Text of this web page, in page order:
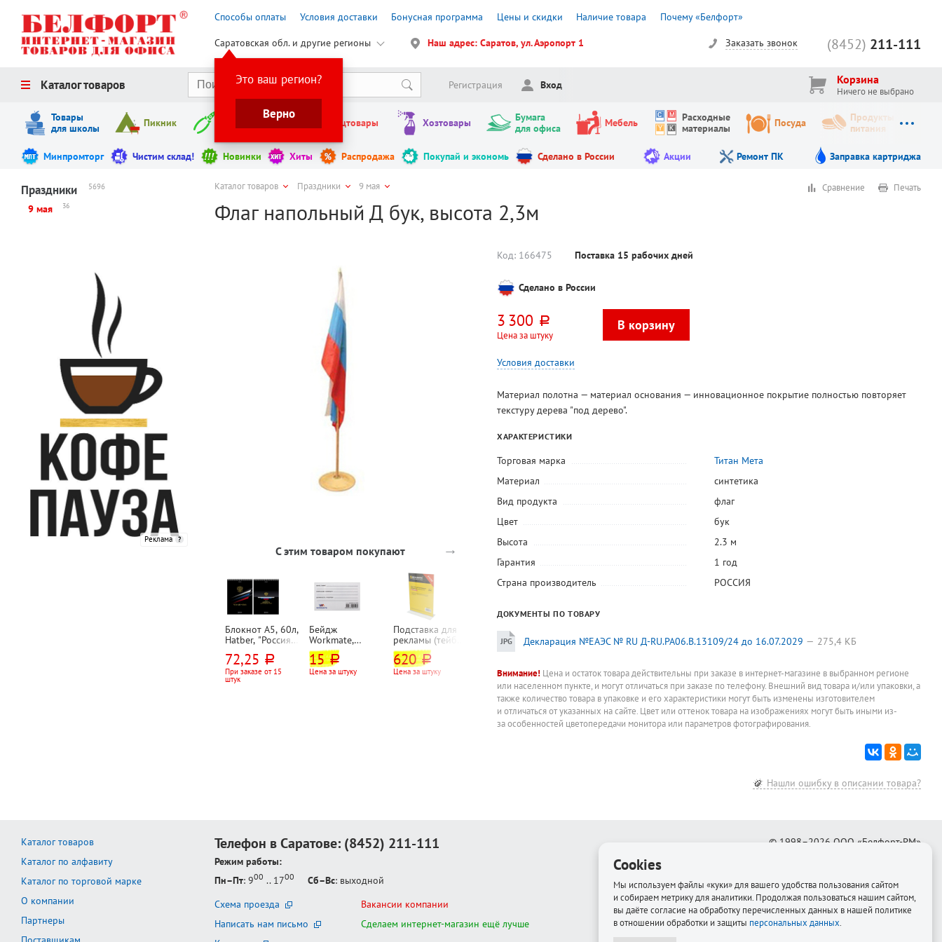
Способы оплаты Условия доставки Бонусная программа Цены и скидки Наличие товара Почему «Белфорт»
Саратовская обл. и другие регионы
Это ваш регион?
Верно
Наш адрес: Саратов, ул. Аэропорт 1 (8452) 211-111
Заказать звонок
Каталог товаров Регистрация Вход Корзина
Ничего не выбрано
Товары
для школы
Пикник Инструменты Канцтовары Хозтовары
Бумага
для офиса
Мебель
Расходные
материалы
Посуда
Продукты
питания
Минпромторг Чистим склад! Новинки Хиты Распродажа Покупай и экономь Сделано в России Акции Ремонт ПК Заправка картриджа
Праздники 5696
9 мая 36
Реклама
Каталог товаров Праздники 9 мая
Флаг напольный Д бук, высота 2,3м
Сравнение Печать
С этим товаром покупают →
Блокнот А5, 60л,
Hatber, "Россия",
мелованный,
клетка, на
спирали(гребне),
72,25 руб.
При заказе от 15
штук
Бейдж
Workmate,
90мм*55мм,
горизонтальный
, с зажимом, с
15 руб.
Цена за штуку
Подставка для
рекламы (тейбл-
тент)
настольная,
Brauberg, А4,
620 руб.
Цена за штуку
Набор
настольный
M9C-25A,
предметов,
красное дерево
Цена за набор
-26%
картон
мелованный, А4,
тиснение
фольгой
Цена за лист
500мм*500мм*1
100мм, венге
Цена за штуку
минеральная
газированная
стекл. бутылка
Цена за штуку
минеральная
негазированная
пластик.
бутылка
Цена за штуку
мокко
При заказе
штук
Код: 166475 Поставка 15 рабочих дней
Сделано в России
3 300 руб.
Цена за штуку
Условия доставки
Материал полотна — материал основания — инновационное покрытие полностью повторяет
текстуру дерева "под дерево".
ХАРАКТЕРИСТИКИ
Торговая марка
Титан Мета
Материал
синтетика
Вид продукта
флаг
Цвет
бук
Высота
2.3 м
Гарантия
1 год
Страна производитель
РОССИЯ
ДОКУМЕНТЫ ПО ТОВАРУ
Декларация №ЕАЭС № RU Д-RU.PA06.B.13109/24 до 16.07.2029 275,4 КБ
Внимание! Цена и остаток товара действительны при заказе в интернет-магазине в выбранном регионе
или населенном пункте, и могут отличаться при заказе по телефону. Внешний вид товара и/или упаковки, а
также количество товара в упаковке и его характеристики могут быть изменены изготовителем
и отличаться от указанных на сайте. Цвет или оттенок товара на изображениях могут быть иными из-
за особенностей цветопередачи монитора или параметров фотографирования.
Нашли ошибку в описании товара?
Каталог товаров
Каталог по алфавиту
Каталог по торговой марке
О компании
Партнеры
Телефон в Саратове: (8452) 211-111
Режим работы:
Пн–Пт: 900 .. 1700 Сб–Вс: выходной
Схема проезда
Написать нам письмо
Вакансии компании
Сделаем интернет-магазин ещё лучше
© 1998–2026 ООО «Белфорт-РМ»
Cookies
Мы используем файлы «куки» для вашего удобства пользования сайтом
и собираем метрику для аналитики. Продолжая пользоваться нашим сайтом,
вы даёте согласие на обработку перечисленных данных в нашей политике
в отношении обработки и защиты персональных данных